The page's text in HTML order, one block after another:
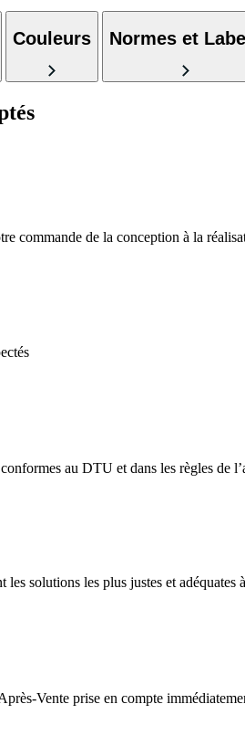
Couleurs Normes et
commande de la conception à la
au DTU et dans les règles de
les solutions les plus justes et adéquates
Vente prise en compte